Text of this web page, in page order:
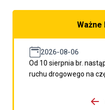
Ważne
2026-08-06
Od 10 sierpnia br.
ruchu drogowego na
porzpedniego komunikatu